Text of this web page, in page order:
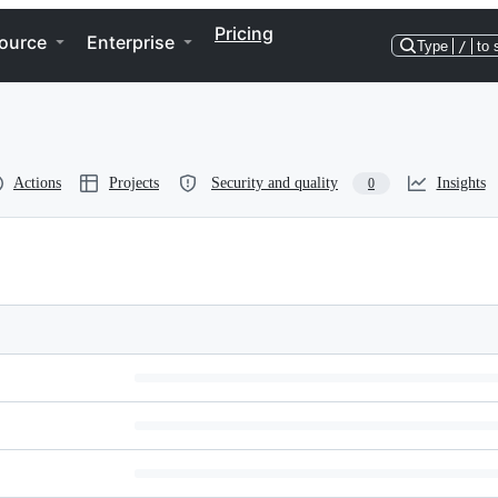
Enterprise Pricing
Type / to
Actions Projects Security and quality 0 Insights